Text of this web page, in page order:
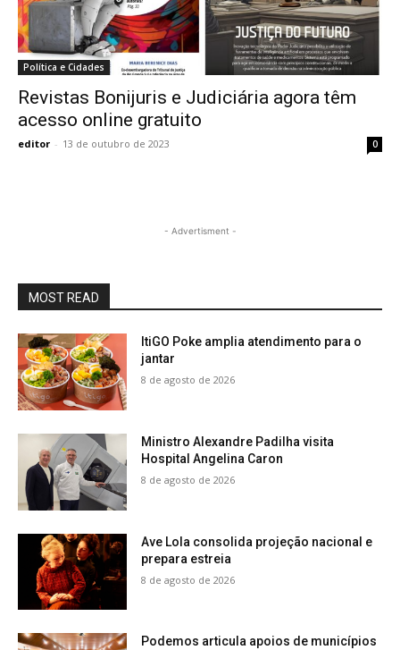
Política e Cidades
Revistas Bonijuris e Judiciária agora têm
acesso online gratuito
editor - 13 de outubro de 2023 0
- Advertisment -
MOST READ
ItiGO Poke amplia atendimento para o
jantar
8 de agosto de 2026
Ministro Alexandre Padilha visita
Hospital Angelina Caron
8 de agosto de 2026
Ave Lola consolida projeção nacional e
prepara estreia
8 de agosto de 2026
Podemos articula apoios de municípios